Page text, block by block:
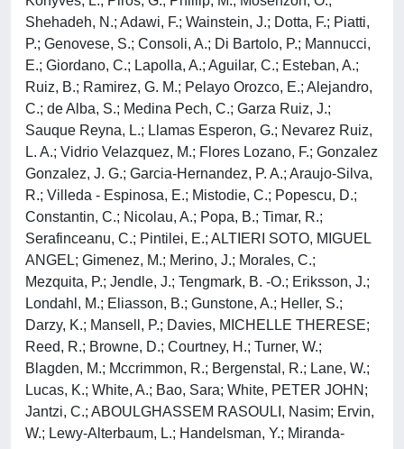
Shehadeh, N.; Adawi, F.; Wainstein, J.; Dotta, F.; Piatti,
P.; Genovese, S.; Consoli, A.; Di Bartolo, P.; Mannucci,
E.; Giordano, C.; Lapolla, A.; Aguilar, C.; Esteban, A.;
Ruiz, B.; Ramirez, G. M.; Pelayo Orozco, E.; Alejandro,
C.; de Alba, S.; Medina Pech, C.; Garza Ruiz, J.;
Sauque Reyna, L.; Llamas Esperon, G.; Nevarez Ruiz,
L. A.; Vidrio Velazquez, M.; Flores Lozano, F.; Gonzalez
Gonzalez, J. G.; Garcia-Hernandez, P. A.; Araujo-Silva,
R.; Villeda - Espinosa, E.; Mistodie, C.; Popescu, D.;
Constantin, C.; Nicolau, A.; Popa, B.; Timar, R.;
Serafinceanu, C.; Pintilei, E.; ALTIERI SOTO, MIGUEL
ANGEL; Gimenez, M.; Merino, J.; Morales, C.;
Mezquita, P.; Jendle, J.; Tengmark, B. -O.; Eriksson, J.;
Londahl, M.; Eliasson, B.; Gunstone, A.; Heller, S.;
Darzy, K.; Mansell, P.; Davies, MICHELLE THERESE;
Reed, R.; Browne, D.; Courtney, H.; Turner, W.;
Blagden, M.; Mccrimmon, R.; Bergenstal, R.; Lane, W.;
Lucas, K.; White, A.; Bao, Sara; White, PETER JOHN;
Jantzi, C.; ABOULGHASSEM RASOULI, Nasim; Ervin,
W.; Lewy-Alterbaum, L.; Handelsman, Y.; Miranda-